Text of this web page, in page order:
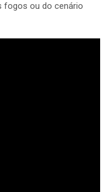
fogos ou do cenário